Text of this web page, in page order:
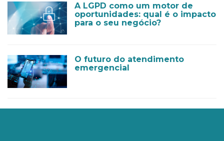
A LGPD como um motor de
oportunidades: qual é o impacto
para o seu negócio?
O futuro do atendimento
emergencial